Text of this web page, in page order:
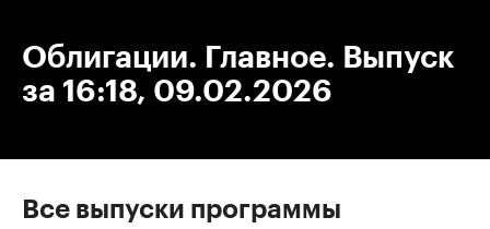
Облигации. Главное. Выпуск
за 16:18, 09.02.2026
Все выпуски программы